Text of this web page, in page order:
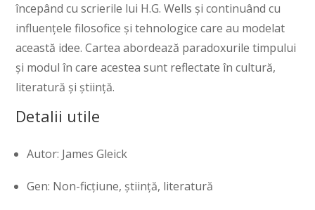
începând cu scrierile lui H.G. Wells și continuând cu
influențele filosofice și tehnologice care au modelat
această idee. Cartea abordează paradoxurile timpului
și modul în care acestea sunt reflectate în cultură,
literatură și știință.
Detalii utile
Autor: James Gleick
Gen: Non-ficțiune, știință, literatură